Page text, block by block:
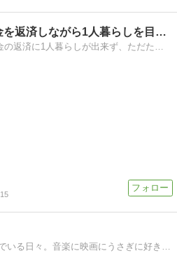
アラサーOLが奨学金を返済しながら1人暮らしを目指す
15